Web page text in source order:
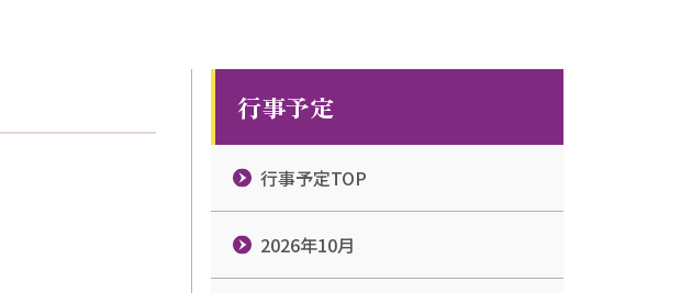
行事予定
行事予定TOP
2026年10月